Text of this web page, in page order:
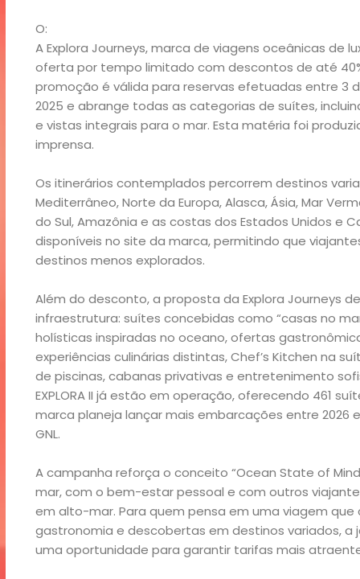
Academia
Beleza
Bora
lá!
Casa
e
O:
A Explora Journeys, marca de viagens oceânicas de
oferta por tempo limitado com descontos de até
promoção é válida para reservas efetuadas entre 3
2025 e abrange todas as categorias de suítes,
e vistas integrais para o mar. Esta matéria foi
imprensa.
Os itinerários contemplados percorrem destinos
Mediterrâneo, Norte da Europa, Alasca, Ásia, Mar
do Sul, Amazônia e as costas dos Estados Unidos e
disponíveis no site da marca, permitindo que
destinos menos explorados.
Além do desconto, a proposta da Explora Journeys
infraestrutura: suítes concebidas como “casas no
holísticas inspiradas no oceano, ofertas
experiências culinárias distintas, Chef’s Kitchen na
de piscinas, cabanas privativas e entretenimento
EXPLORA II já estão em operação, oferecendo 461
marca planeja lançar mais embarcações entre 2026
GNL.
A campanha reforça o conceito “Ocean State of
mar, com o bem-estar pessoal e com outros
em alto-mar. Para quem pensa em uma viagem que
gastronomia e descobertas em destinos variados, a
uma oportunidade para garantir tarifas mais